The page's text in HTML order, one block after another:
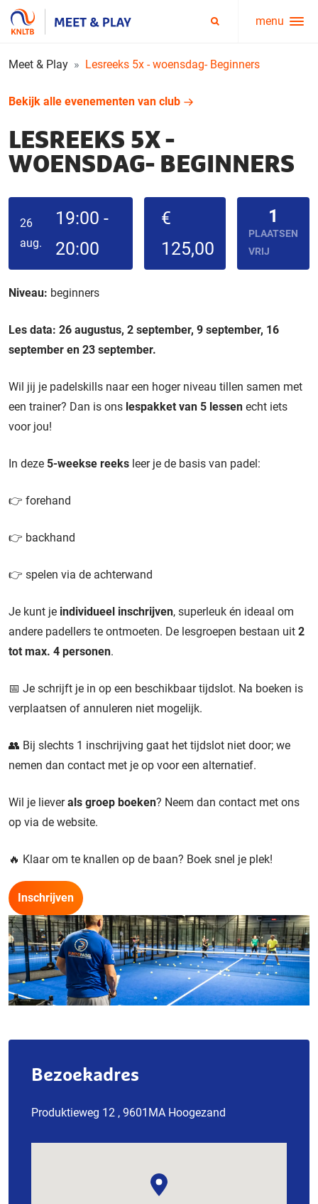
Service
menu
menu
Meet & Play Lesreeks 5x - woensdag- Beginners
Bekijk alle evenementen van club
LESREEKS 5X -
WOENSDAG- BEGINNERS
26
aug.
19:00 -
20:00
€
125,00
1
PLAATSEN
VRIJ
Niveau: beginners
Les data: 26 augustus, 2 september, 9 september, 16
september en 23 september.
Wil jij je padelskills naar een hoger niveau tillen samen met
een trainer? Dan is ons lespakket van 5 lessen echt iets
voor jou!
In deze 5-weekse reeks leer je de basis van padel:
👉 forehand
👉 backhand
👉 spelen via de achterwand
Je kunt je individueel inschrijven, superleuk én ideaal om
andere padellers te ontmoeten. De lesgroepen bestaan uit 2
tot max. 4 personen.
📅 Je schrijft je in op een beschikbaar tijdslot. Na boeken is
verplaatsen of annuleren niet mogelijk.
👥 Bij slechts 1 inschrijving gaat het tijdslot niet door; we
nemen dan contact met je op voor een alternatief.
Wil je lieverals groep boeken? Neem dan contact met ons
op via de website.
🔥 Klaar om te knallen op de baan? Boek snel je plek!
Inschrijven
Bezoekadres
Produktieweg 12 , 9601MA Hoogezand